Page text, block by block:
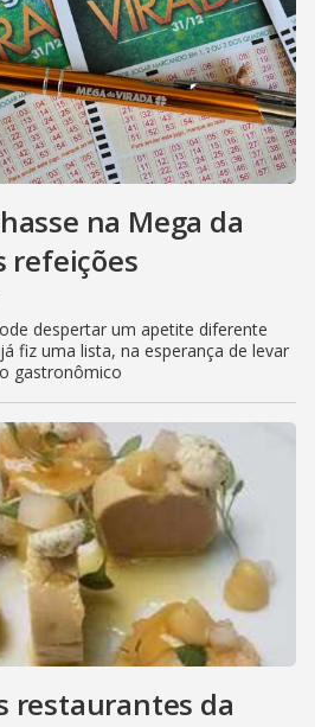
na Mega da
refeições
despertar um apetite diferente
fiz uma lista, na esperança de levar
gastronômico
restaurantes da